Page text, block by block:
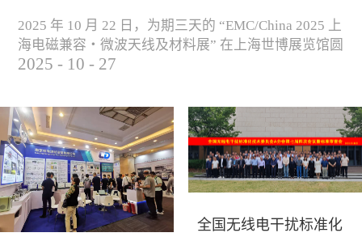
2025 年 10 月 22 日，为期三天的 “EMC/China 2025 上
海电磁兼容・微波天线及材料展” 在上海世博展览馆圆
满落下帷幕。作为电磁兼容领域的行业盛会，本届展
研讨及产品展示等多种形式，深入交流行业见解，踊
跃探索合作空间，为电磁兼容领域的高质量发展汇聚
了新动能。产品展示展会现场，公司展示了...
2025 - 10 - 27
全国无线电干扰标准化